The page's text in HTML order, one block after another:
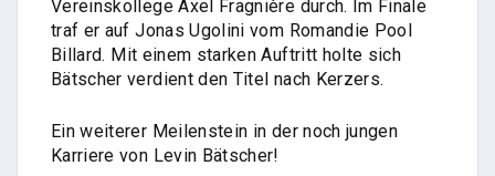
Vereinskollege Axel Fragnière durch. Im Finale
traf er auf Jonas Ugolini vom Romandie Pool
Billard. Mit einem starken Auftritt holte sich
Bätscher verdient den Titel nach Kerzers.
Ein weiterer Meilenstein in der noch jungen
Karriere von Levin Bätscher!